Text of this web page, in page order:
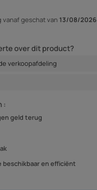
vanafgeschat van 13/08/2026
over dit product?
verkoopafdeling
:
geld terug
en efficiënt